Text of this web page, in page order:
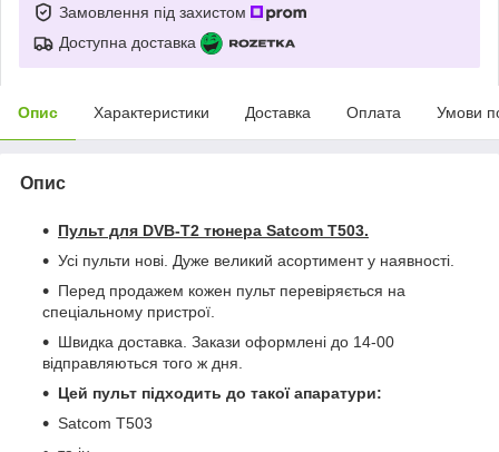
Замовлення під захистом
Доступна доставка
Опис Характеристики Доставка Оплата Умови
Опис
Пульт для DVB-T2 тюнера Satcom T503.
Усі пульти нові. Дуже великий асортимент у наявності.
Перед продажем кожен пульт перевіряється на
спеціальному пристрої.
Швидка доставка. Закази оформлені до 14-00
відправляються того ж дня.
Цей пульт підходить до такої апаратури:
Satcom T503